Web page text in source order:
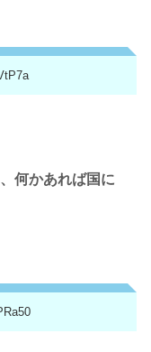
何かあれば国に